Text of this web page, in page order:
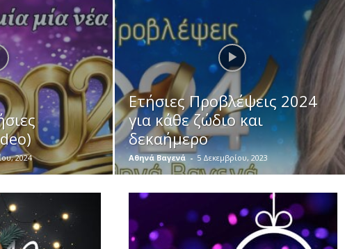
2024
Ετήσιες Προβλέψεις 2024
για κάθε ζώδιο και
δεκαήμερο
Αθηνά Βαγενά - 5 Δεκεμβρίου, 2023